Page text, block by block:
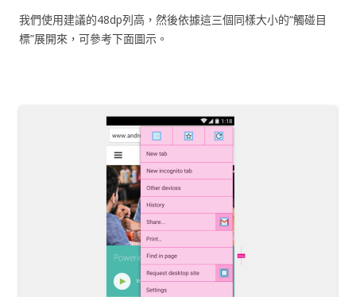
我們使用建議的48dp列高，然後依據這三個同樣大小的“觸碰目
標”展開來，可參考下面圖示。